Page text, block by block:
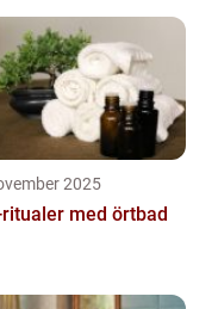
2025
med örtbad